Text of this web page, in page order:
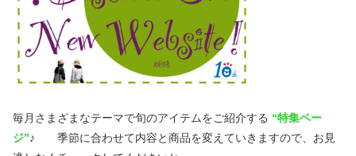
毎月さまざまなテーマで旬のアイテムをご紹介する “特集ペー
ジ”♪ 季節に合わせて内容と商品を変えていきますので、お見